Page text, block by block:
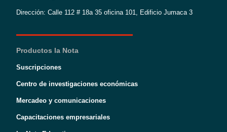
Dirección: Calle 112 # 18a 35 oficina 101, Edificio Jumaca 3
Productos la Nota
Suscripciones
Centro de investigaciones económicas
Mercadeo y comunicaciones
Capacitaciones empresariales